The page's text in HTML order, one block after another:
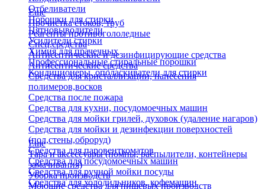
Отбеливатели
Порошки для стирки
Пятновыводители
Усилители стирки
Химия для прачечных
Профессиональные стиральные порошки
Кондиционеры, ополаскиватели для стирки
Еще
Прочистка стоков, труб
Реагенты противогололедные
Спец.средства
Антисептические и дезинфицирующие средства
Антисептические средства
Средства для кристаллизации, нанесения
полимеров,восков
Средства после пожара
Средства для кухни, посудомоечных машин
Средства для мойки грилей, духовок (удаление нагаров)
Средства для мойки и дезинфекции поверхностей
(пол,стены,оброруд)
Средства для паровенткоматов
Средства для посудомоечных машин
Средства для ручной мойки посуды
Средства для холодильников, кофемашин
Еще
Тара и аксессуары (помпы, распылители, контейнеры
замачивания)
Уборка производств
Моющие средства для пищевых производств